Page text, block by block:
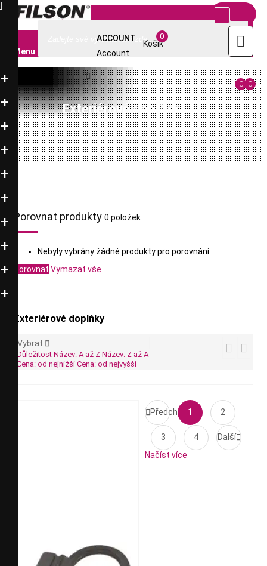
 info@filsonstore.cz
ACCOUNT
Account
Košík
0

0 0

Menu

Exteriérové doplňky
Porovnat produkty 0 položek
Nebyly vybrány žádné produkty pro porovnání.
Porovnat Vymazat vše
Exteriérové doplňky
 
Vybrat 
Důležitost Název: A až Z Název: Z až A
Cena: od nejnižšíCena: od nejvyšší
Předchozí1 2
3 4 Další
Načíst více